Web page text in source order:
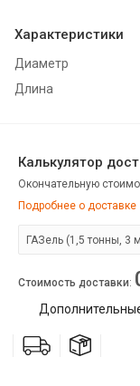
Характеристики
Диаметр
Длина
Калькулятор
Окончательную
Подробнее о доставке
Стоимость доставки: